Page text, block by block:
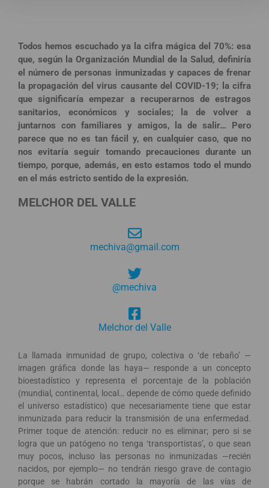
Todos hemos escuchado ya la cifra mágica del 70%: esa
que, según la Organización Mundial de la Salud, definiría
el número de personas inmunizadas y capaces de frenar
la propagación del virus causante del COVID-19; la cifra
que significaría empezar a recuperarnos de estragos
sanitarios, económicos y sociales; la de volver a
juntarnos con familiares y amigos, la de salir… Pero
parece que no es tan fácil y, en cualquier caso, que no
nos evitaría seguir tomando precauciones durante un
tiempo, porque, además, en esto estamos todo el mundo
en el más estricto sentido de la expresión.
MELCHOR DEL VALLE
mechiva@gmail.com
@mechiva
Melchor del Valle
La llamada inmunidad de grupo, colectiva o ‘de rebaño’ —
imagen gráfica donde las haya— responde a un concepto
bioestadístico y representa el porcentaje de la población
(mundial, continental, local… depende de cómo quede definido
el universo estadístico) que necesariamente tiene que estar
inmunizada para reducir la transmisión de una enfermedad.
Primer toque de atención: reducir no es eliminar; pero si se
logra que un patógeno no tenga ‘transportistas’, o que sean
muy pocos, incluso las personas no inmunizadas —recién
nacidos, por ejemplo— no tendrán riesgo grave de contagio
porque se habrán cortado la mayoría de las vías de